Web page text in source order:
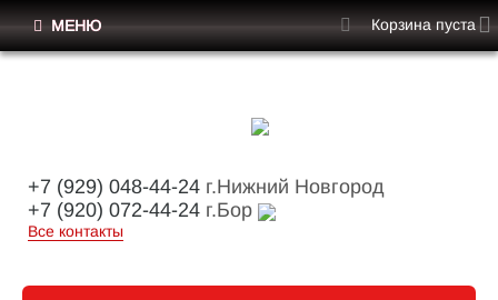
+7 (929) 048-44-24 г.Нижний Новгород
+7 (920) 072-44-24 г.Бор
Все контакты
МЕНЮ Корзина пуста